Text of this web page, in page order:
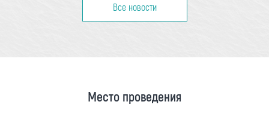
Все новости
Место проведения